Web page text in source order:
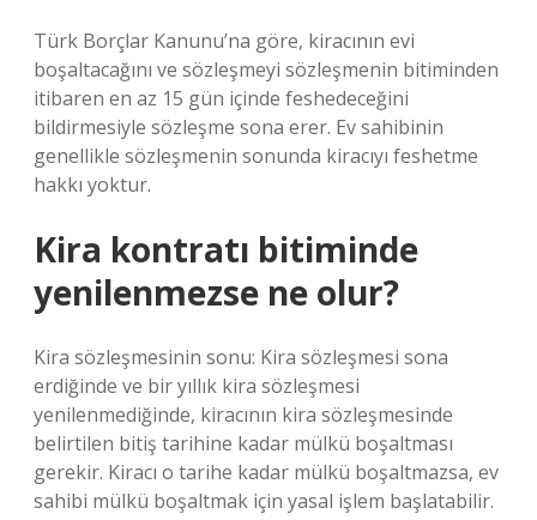
Türk Borçlar Kanunu’na göre, kiracının evi
boşaltacağını ve sözleşmeyi sözleşmenin bitiminden
itibaren en az 15 gün içinde feshedeceğini
bildirmesiyle sözleşme sona erer. Ev sahibinin
genellikle sözleşmenin sonunda kiracıyı feshetme
hakkı yoktur.
Kira kontratı bitiminde
yenilenmezse ne olur?
Kira sözleşmesinin sonu: Kira sözleşmesi sona
erdiğinde ve bir yıllık kira sözleşmesi
yenilenmediğinde, kiracının kira sözleşmesinde
belirtilen bitiş tarihine kadar mülkü boşaltması
gerekir. Kiracı o tarihe kadar mülkü boşaltmazsa, ev
sahibi mülkü boşaltmak için yasal işlem başlatabilir.